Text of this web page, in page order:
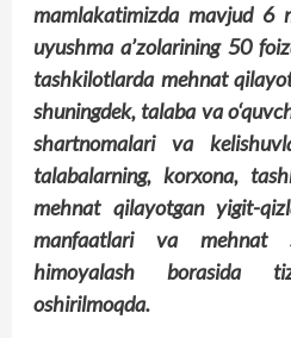
mamlakatimizda mavjud 6
uyushma a’zolarining 50
tashkilotlarda mehnat
shuningdek, talaba va
shartnomalari va
talabalarning, korxona,
mehnat qilayotgan yigit-
manfaatlari va mehnat
himoyalash borasida
oshirilmoqda.